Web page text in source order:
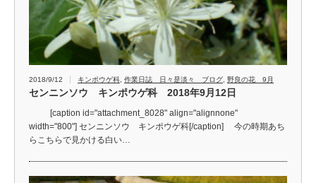
2018/9/12 キンポウゲ科 作業日誌 日々是淡々 ブログ 野良の花 9月
センニンソウ キンポウゲ科 2018年9月12日
[caption id="attachment_8028" align="alignnone"
width="800"] センニンソウ キンポウゲ科[/caption] 今の時期あち
らこちらで見かける白い…